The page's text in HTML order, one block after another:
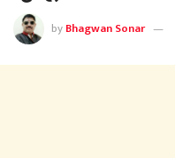
byBhagwan Sonar